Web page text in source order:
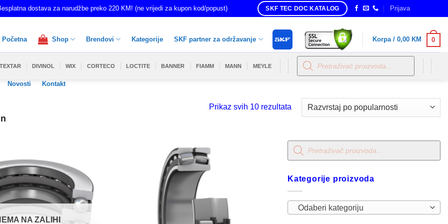
dostava za narudžbe preko 220 KM! (ne vrijedi za kupon kod/popust) SKF TEC DOC KATALOG Prijava
Početna Shop Brendovi Kategorije SKF partner za održavanje
Novosti Kontakt
Korpa / 0,00 KM 0
TEXTAR DIVINOL WIX CORTECO LOCTITE BANNER FIAMM MANN MEYLE
Products
search
Prikaz svih 10 rezultataSorted
NA ZALIHI
Products
search
Kategorije proizvoda
Odaberi kategoriju